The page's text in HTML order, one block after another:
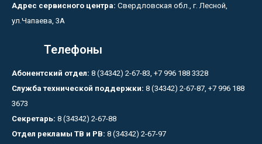
Адрес сервисного центра: Свердловская обл., г. Лесной,
ул.Чапаева, 3А
Телефоны
Абонентский отдел: 8 (34342) 2-67-83, +7 996 188 3328
Служба технической поддержки: 8 (34342) 2-67-87, +7 996 188
3673
Секретарь: 8 (34342) 2-67-88
Отдел рекламы ТВ и РВ: 8 (34342) 2-67-97